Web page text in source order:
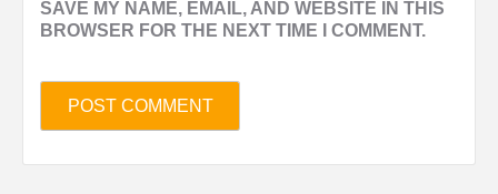
SAVE MY NAME, EMAIL, AND WEBSITE IN THIS
BROWSER FOR THE NEXT TIME I COMMENT.